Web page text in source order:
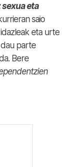
eta
saio
eta urte
parte
Bere